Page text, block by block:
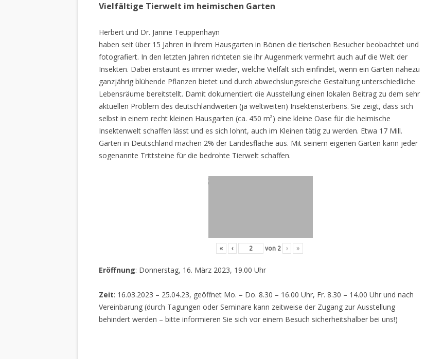
Vielfältige Tierwelt im heimischen Garten
Herbert und Dr. Janine Teuppenhayn
haben seit über 15 Jahren in ihrem Hausgarten in Bönen die tierischen Besucher beobachtet und
fotografiert. In den letzten Jahren richteten sie ihr Augenmerk vermehrt auch auf die Welt der
Insekten. Dabei erstaunt es immer wieder, welche Vielfalt sich einfindet, wenn ein Garten nahezu
ganzjährig blühende Pflanzen bietet und durch abwechslungsreiche Gestaltung unterschiedliche
Lebensräume bereitstellt. Damit dokumentiert die Ausstellung einen lokalen Beitrag zu dem sehr
aktuellen Problem des deutschlandweiten (ja weltweiten) Insektensterbens. Sie zeigt, dass sich
selbst in einem recht kleinen Hausgarten (ca. 450 m²) eine kleine Oase für die heimische
Insektenwelt schaffen lässt und es sich lohnt, auch im Kleinen tätig zu werden. Etwa 17 Mill.
Gärten in Deutschland machen 2% der Landesfläche aus. Mit seinem eigenen Garten kann jeder
sogenannte Trittsteine für die bedrohte Tierwelt schaffen.
« ‹ von 2 › »
Eröffnung: Donnerstag, 16. März 2023, 19.00 Uhr
Zeit: 16.03.2023 – 25.04.23, geöffnet Mo. – Do. 8.30 – 16.00 Uhr, Fr. 8.30 – 14.00 Uhr und nach
Vereinbarung (durch Tagungen oder Seminare kann zeitweise der Zugang zur Ausstellung
behindert werden – bitte informieren Sie sich vor einem Besuch sicherheitshalber bei uns!)